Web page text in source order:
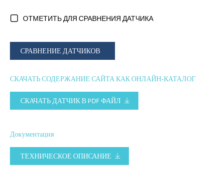
ОТМЕТИТЬ ДЛЯ СРАВНЕНИЯ ДАТЧИКА
СРАВНЕНИЕ ДАТЧИКОВ
СКАЧАТЬ СОДЕРЖАНИЕ САЙТА КАК ОНЛАЙН-КАТАЛОГ
СКАЧАТЬ ДАТЧИК В PDF ФАЙЛ
Документация
ТЕХНИЧЕСКОЕ ОПИСАНИЕ